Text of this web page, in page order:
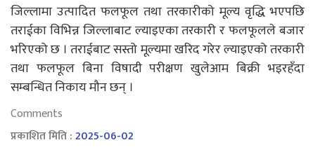
जिल्लामा उत्पादित फलफूल तथा तरकारीको मूल्य वृद्धि भएपछि
तराईका विभिन्न जिल्लाबाट ल्याइएका तरकारी र फलफूलले बजार
भरिएको छ । तराईबाट सस्तो मूल्यमा खरिद गरेर ल्याइएको तरकारी
तथा फलफूल बिना विषादी परीक्षण खुलेआम बिक्री भइरहँदा
सम्बन्धित निकाय मौन छन् ।
Comments
प्रकाशित मिति :2025-06-02